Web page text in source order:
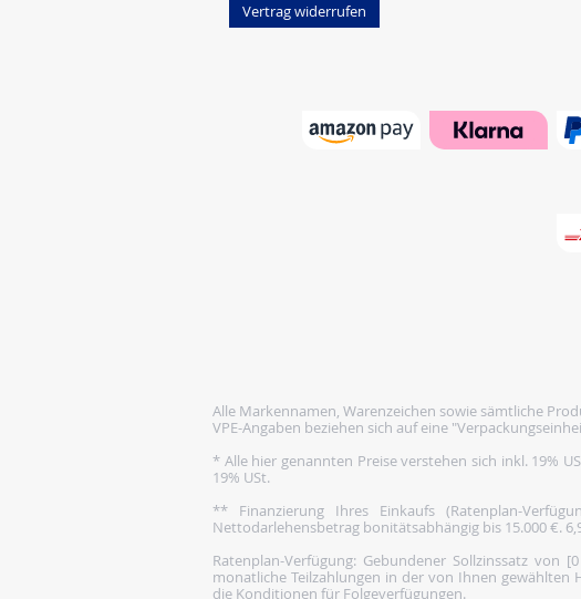
Vertrag widerrufen
Alle Markennamen, Warenzeichen sowie sämtliche
VPE-Angaben beziehen sich auf eine
* Alle hier genannten Preise verstehen sich inkl. 19%
19% USt.
** Finanzierung Ihres Einkaufs (Ratenplan-
Nettodarlehensbetrag bonitätsabhängig bis 15.000 €.
Ratenplan-Verfügung: Gebundener Sollzinssatz
monatliche Teilzahlungen in der von Ihnen gewählten
die Konditionen für Folgeverfügungen.